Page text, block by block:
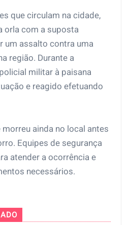
que circulam na cidade,
orla com a suposta
um assalto contra uma
região. Durante a
militar à paisana
e reagido efetuando
ainda no local antes
Equipes de segurança
atender a ocorrência e
necessários.